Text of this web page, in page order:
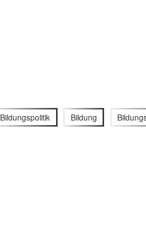
Bildungspolitik Bildung